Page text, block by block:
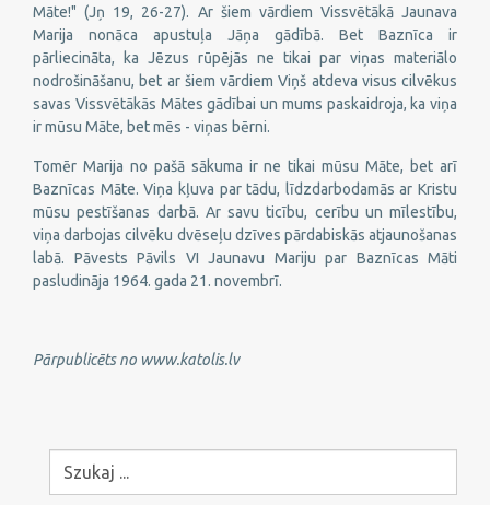
Māte!" (Jņ 19, 26-27). Ar šiem vārdiem Vissvētākā Jaunava
Marija nonāca apustuļa Jāņa gādībā. Bet Baznīca ir
pārliecināta, ka Jēzus rūpējās ne tikai par viņas materiālo
nodrošināšanu, bet ar šiem vārdiem Viņš atdeva visus cilvēkus
savas Vissvētākās Mātes gādībai un mums paskaidroja, ka viņa
ir mūsu Māte, bet mēs - viņas bērni.
Tomēr Marija no pašā sākuma ir ne tikai mūsu Māte, bet arī
Baznīcas Māte. Viņa kļuva par tādu, līdzdarbodamās ar Kristu
mūsu pestīšanas darbā. Ar savu ticību, cerību un mīlestību,
viņa darbojas cilvēku dvēseļu dzīves pārdabiskās atjaunošanas
labā. Pāvests Pāvils VI Jaunavu Mariju par Baznīcas Māti
pasludināja 1964. gada 21. novembrī.
Pārpublicēts no www.katolis.lv